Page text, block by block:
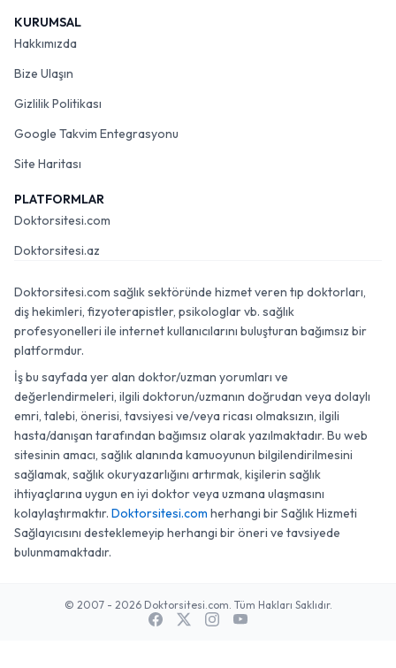
KURUMSAL
Hakkımızda
Bize Ulaşın
Gizlilik Politikası
Google Takvim Entegrasyonu
Site Haritası
PLATFORMLAR
Doktorsitesi.com
Doktorsitesi.az
Doktorsitesi.com sağlık sektöründe hizmet veren tıp doktorları,
diş hekimleri, fizyoterapistler, psikologlar vb. sağlık
profesyonelleri ile internet kullanıcılarını buluşturan bağımsız bir
platformdur.
İş bu sayfada yer alan doktor/uzman yorumları ve
değerlendirmeleri, ilgili doktorun/uzmanın doğrudan veya dolaylı
emri, talebi, önerisi, tavsiyesi ve/veya ricası olmaksızın, ilgili
hasta/danışan tarafından bağımsız olarak yazılmaktadır. Bu web
sitesinin amacı, sağlık alanında kamuoyunun bilgilendirilmesini
sağlamak, sağlık okuryazarlığını artırmak, kişilerin sağlık
ihtiyaçlarına uygun en iyi doktor veya uzmana ulaşmasını
kolaylaştırmaktır. Doktorsitesi.com herhangi bir Sağlık Hizmeti
Sağlayıcısını desteklemeyip herhangi bir öneri ve tavsiyede
bulunmamaktadır.
© 2007 - 2026 Doktorsitesi.com. Tüm Hakları Saklıdır.